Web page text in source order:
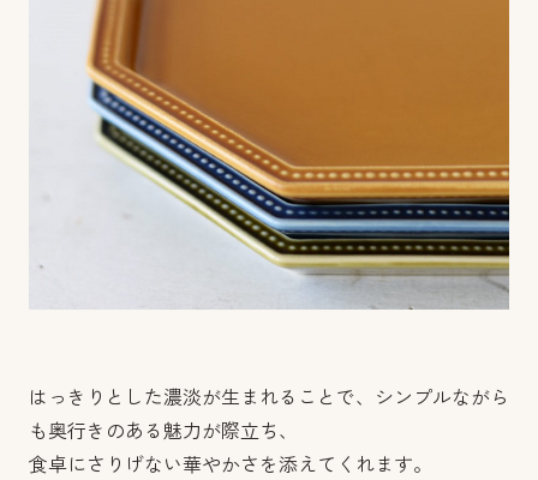
はっきりとした濃淡が生まれることで、シンプルながら
も奥行きのある魅力が際立ち、
食卓にさりげない華やかさを添えてくれます。